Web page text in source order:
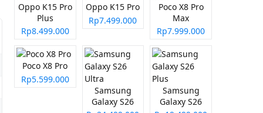
Oppo K15 Pro
Plus
Rp8.499.000
Oppo K15 Pro
Rp7.499.000
Poco X8 Pro
Max
Rp7.999.000
Poco X8 Pro
Rp5.599.000
Samsung
Galaxy S26
Samsung
Galaxy S26